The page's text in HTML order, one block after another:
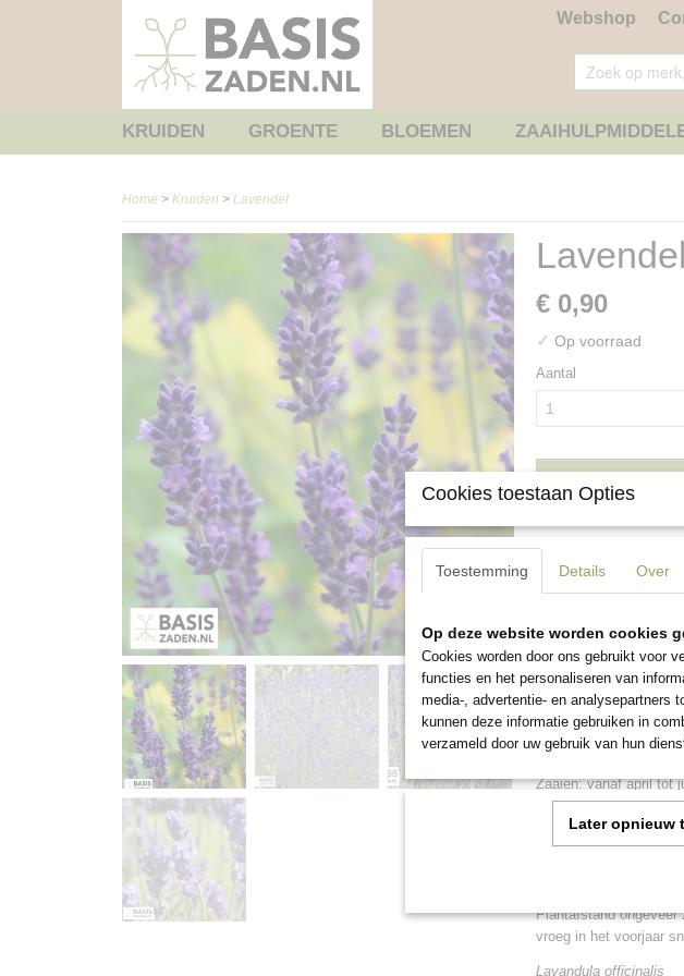
Webshop
KRUIDEN GROENTE BLOEMEN
Home > Kruiden > Lavendel
Lavendel
€ 0,90
✓ Op voorraad
Aantal
Omschrijving
Dit meerjarige kruid
officinalis) komt het
als geurzakje in de
blad wordt veel
Lavendel wordt vaak
een afstand.
Bijen, vlinders en
veelvuldig op en is
Zaaien: vanaf april tot
het zaaien 30
plaats het op een
Na 5-6 weken,
plantjes als hun
Plantafstand ongeveer
vroeg in het voorjaar
Lavandula officinalis
Cookies toestaan Opties
Toestemming Details Over
Op deze website worden cookies
Cookies worden door ons gebruikt voor
functies en het personaliseren van
media-, advertentie- en analysepartners
kunnen deze informatie gebruiken in
verzameld door uw gebruik van hun
Later opnieuw